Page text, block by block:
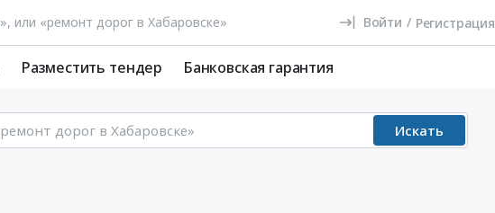
Войти / Регистрация
Разместить тендер Банковская гарантия
Искать